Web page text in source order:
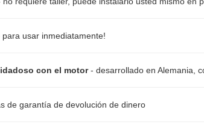
para usar inmediatamente!
con el motor- desarrollado en Alemania,
de garantía de devolución de dinero